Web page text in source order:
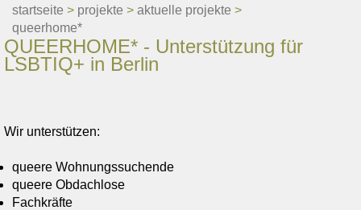
startseite > projekte > aktuelle projekte >
queerhome*
QUEERHOME* - Unterstützung für
LSBTIQ+ in Berlin
Wir unterstützen:
queere Wohnungssuchende
queere Obdachlose
Fachkräfte